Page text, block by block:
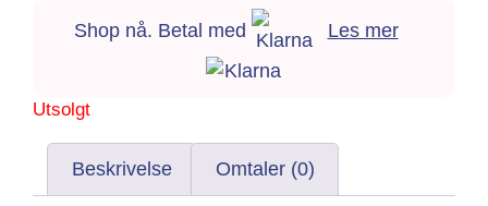
Shop nå. Betal med Les mer
Utsolgt
Beskrivelse Omtaler (0)